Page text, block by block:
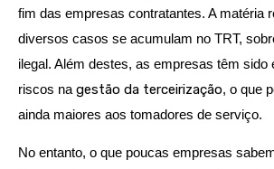
fim das empresas contratantes. A matéria
diversos casos se acumulam no TRT,
ilegal. Além destes, as empresas têm sido
riscos na gestão da terceirização, o que
ainda maiores aos tomadores de serviço.
No entanto, o que poucas empresas